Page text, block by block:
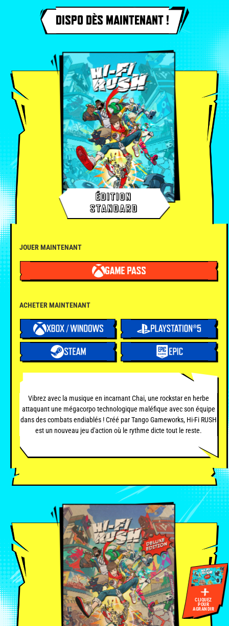
DISPO DÈS MAINTENANT !
ÉDITION
STANDARD
JOUER MAINTENANT
ACHETER MAINTENANT
Vibrez avec la musique en incarnant Chai, une rockstar en herbe
attaquant une mégacorpo technologique maléfique avec son équipe
dans des combats endiablés ! Créé par Tango Gameworks, Hi-Fi RUSH
est un nouveau jeu d'action où le rythme dicte tout le reste.
CLIQUEZ
POUR
AGRANDIR